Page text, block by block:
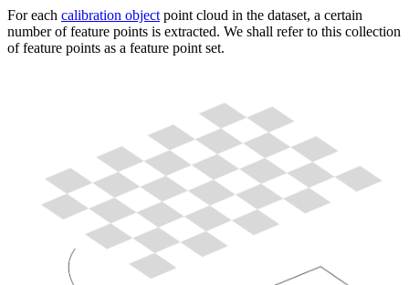
For each calibration objectpoint cloud in the dataset, a certain
number of feature points is extracted. We shall refer to this collection
of feature points as a feature point set.